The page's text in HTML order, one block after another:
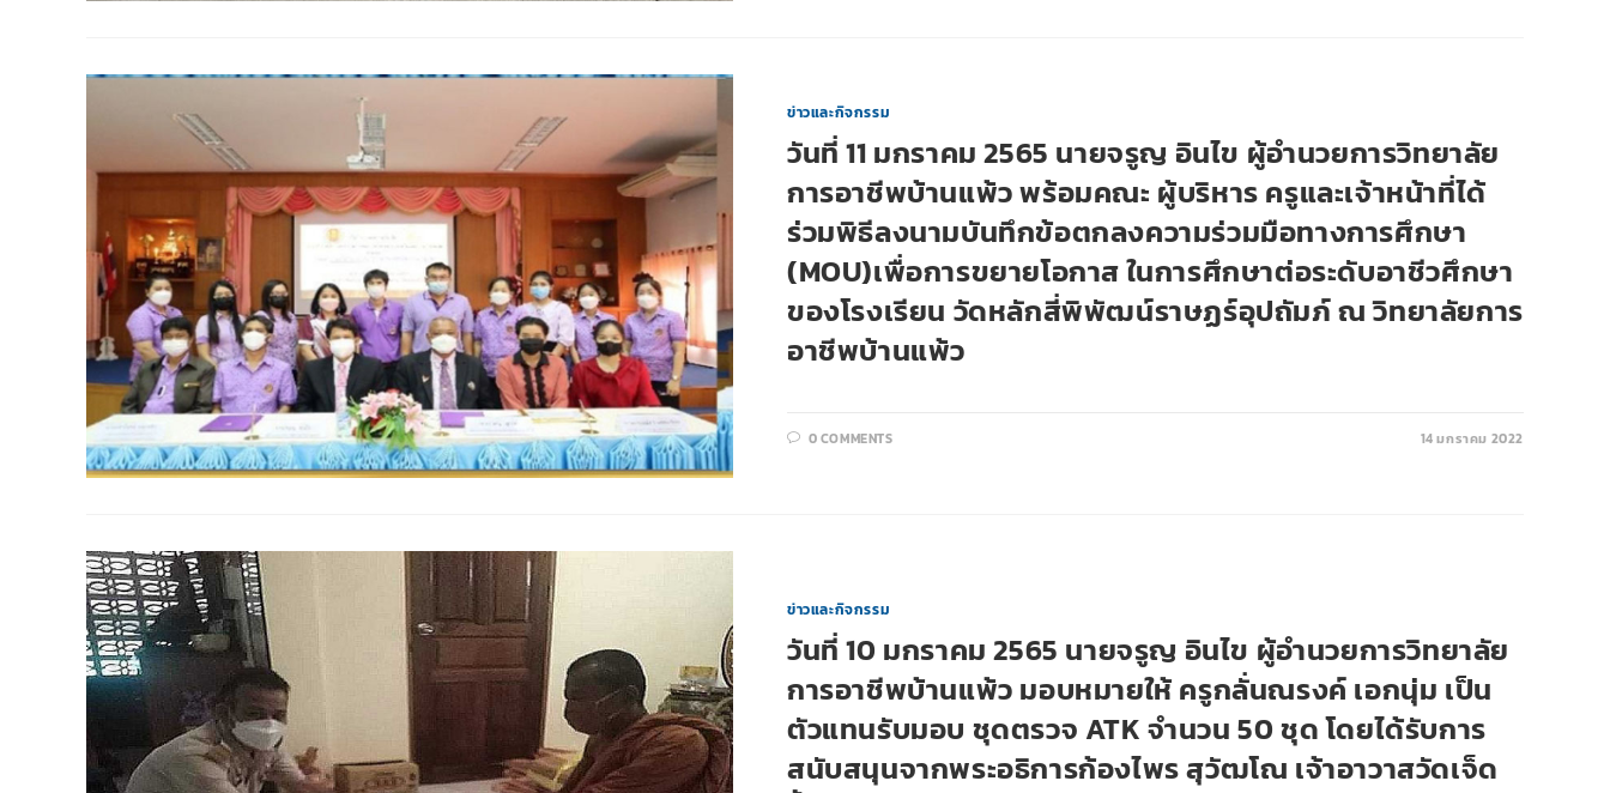
ข่าวและกิจกรรม
วันที่ 11 มกราคม 2565 นายจรูญ อินไข ผู้อำนวยการวิทยาลัย
การอาชีพบ้านแพ้ว พร้อมคณะ ผู้บริหาร ครูและเจ้าหน้าที่ได้
ร่วมพิธีลงนามบันทึกข้อตกลงความร่วมมือทางการศึกษา
(MOU)เพื่อการขยายโอกาส ในการศึกษาต่อระดับอาชีวศึกษา
ของโรงเรียน วัดหลักสี่พิพัฒน์ราษฏร์อุปถัมภ์ ณ วิทยาลัยการ
อาชีพบ้านแพ้ว
0 COMMENTS 14 มกราคม 2022
ข่าวและกิจกรรม
วันที่ 10 มกราคม 2565 นายจรูญ อินไข ผู้อำนวยการวิทยาลัย
การอาชีพบ้านแพ้ว มอบหมายให้ ครูกลั่นณรงค์ เอกนุ่ม เป็น
ตัวแทนรับมอบ ชุดตรวจ ATK จำนวน 50 ชุด โดยได้รับการ
สนับสนุนจากพระอธิการก้องไพร สุวัฒโณ เจ้าอาวาสวัดเจ็ด